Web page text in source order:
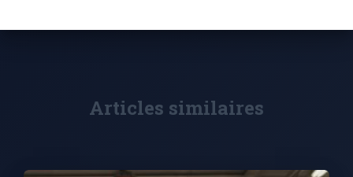
Articles similaires